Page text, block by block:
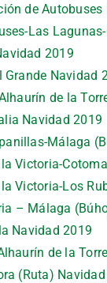
de Autobuses
Las
2019
Navidad
de la
Navidad 2019
Málaga
Victoria-
Victoria-Los
– Málaga
Navidad 2019
de la
(Ruta)